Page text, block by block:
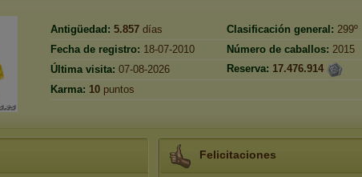
Antigüedad: 5.857 días Clasificación general: 299º
Fecha de registro: 18-07-2010 Número de caballos: 2015
Última visita: 07-08-2026 Reserva: 17.476.914
Karma: 10 puntos
Felicitaciones